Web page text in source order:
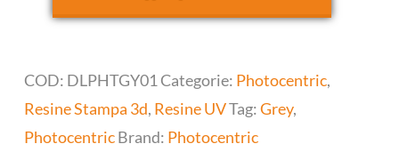
COD: DLPHTGY01 Categorie: Photocentric,
Resine Stampa 3d, Resine UVTag:Grey,
PhotocentricBrand: Photocentric